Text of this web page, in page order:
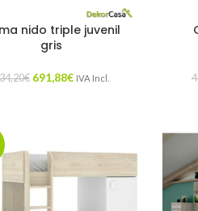
nido triple juvenil
gris
€ 691,88€ IVA Incl.